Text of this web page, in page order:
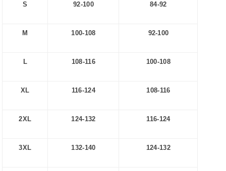
S 92-100 84-92
M 100-108 92-100
L 108-116 100-108
XL 116-124 108-116
2XL 124-132 116-124
3XL 132-140 124-132